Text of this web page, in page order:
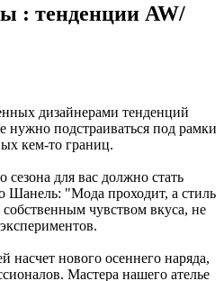
: тенденции AW/
дизайнерами тенденций
нужно подстраиваться под рамки
кем-то границ.
сезона для вас должно стать
Шанель: "Мода проходит, а стиль
чувством вкуса, не
насчет нового осеннего наряда,
Мастера нашего ателье